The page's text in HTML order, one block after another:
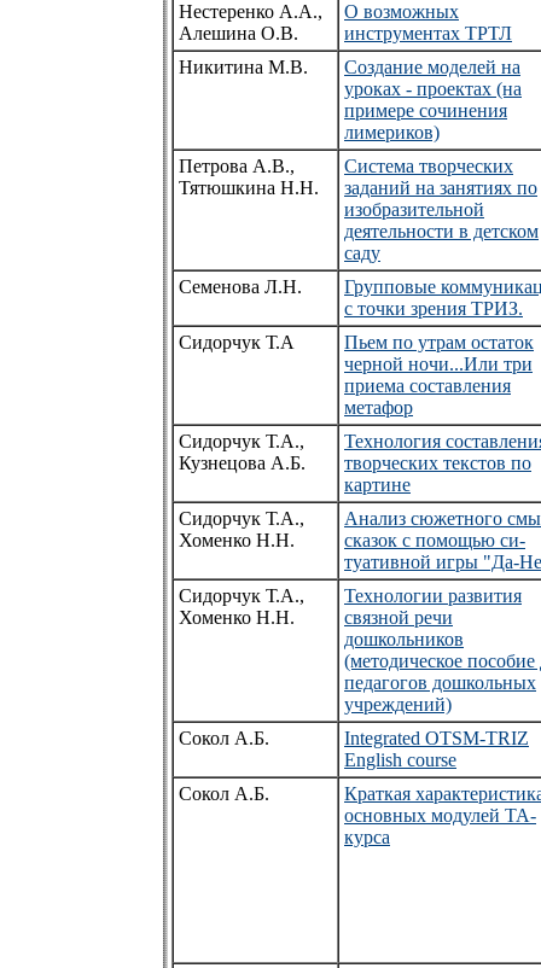
Нестеренко А.А.,
Алешина О.В.
О возможных
инструментах ТРТЛ
Никитина М.В.
Создание моделей на
уроках - проектах (на
примере сочинения
лимериков)
Петрова А.В.,
Тятюшкина Н.Н.
Система творческих
заданий на занятиях по
изобразительной
деятельности в детском
саду
Семенова Л.Н.
Групповые
с точки зрения ТРИЗ.
Сидорчук Т.А
Пьем по утрам остаток
черной ночи...Или три
приема составления
метафор
Сидорчук Т.А.,
Кузнецова А.Б.
Технология
творческих текстов по
картине
Сидорчук Т.А.,
Хоменко Н.Н.
Анализ сюжетного
сказок с помощью си-
туативной игры "Да-
Сидорчук Т.А.,
Хоменко Н.Н.
Технологии развития
связной речи
дошкольников
(методическое пособие
педагогов дошкольных
учреждений)
Сокол А.Б.
Integrated OTSM-TRIZ
English course
Сокол А.Б.
Краткая
основных модулей ТА-
курса